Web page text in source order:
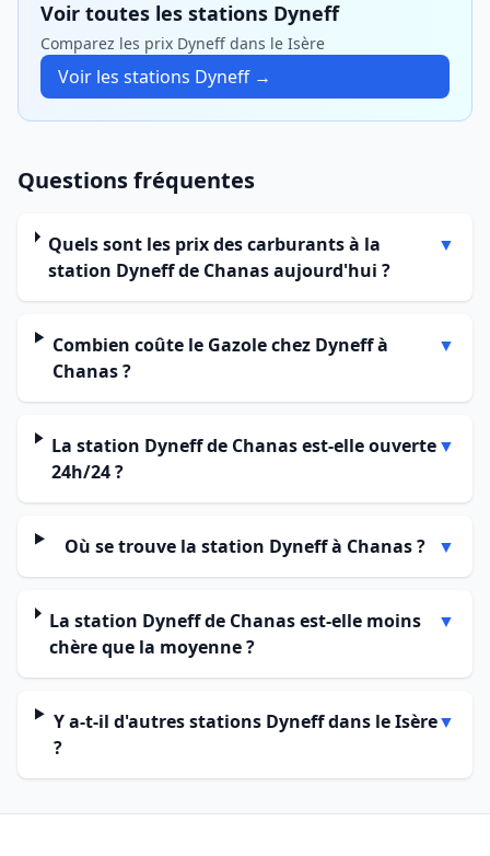
Voir toutes les stations Dyneff
Comparez les prix Dyneff dans le Isère
Voir les stations Dyneff →
Questions fréquentes
Quels sont les prix des carburants à la
station Dyneff de Chanas aujourd'hui ?
▼
Combien coûte le Gazole chez Dyneff à
Chanas ?
▼
La station Dyneff de Chanas est-elle ouverte
24h/24 ?
▼
Où se trouve la station Dyneff à Chanas ? ▼
La station Dyneff de Chanas est-elle moins
chère que la moyenne ?
▼
Y a-t-il d'autres stations Dyneff dans le Isère
?
▼